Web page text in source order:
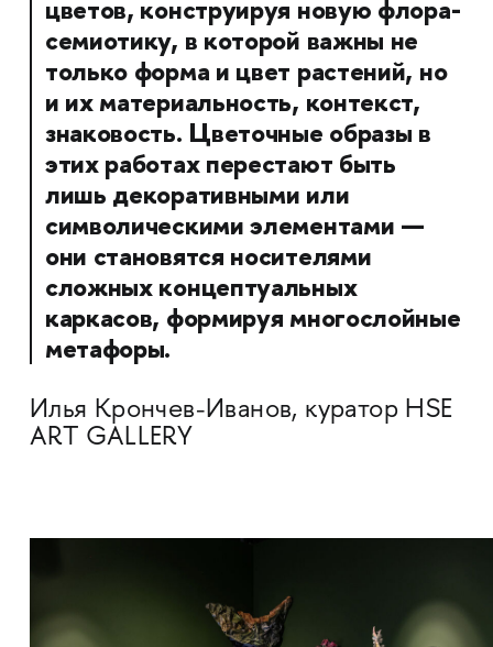
цветов, конструируя новую флора-
семиотику, в которой важны не
только форма и цвет растений, но
и их материальность, контекст,
знаковость. Цветочные образы в
этих работах перестают быть
лишь декоративными или
символическими элементами —
они становятся носителями
сложных концептуальных
каркасов, формируя многослойные
метафоры.
Илья Крончев-Иванов, куратор HSE
ART GALLERY